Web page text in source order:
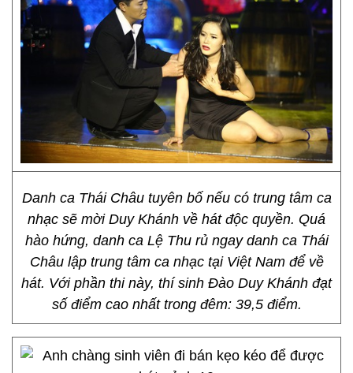
Danh ca Thái Châu tuyên bố nếu có trung tâm ca
nhạc sẽ mời Duy Khánh về hát độc quyền. Quá
hào hứng, danh ca Lệ Thu rủ ngay danh ca Thái
Châu lập trung tâm ca nhạc tại Việt Nam để về
hát. Với phần thi này, thí sinh Đào Duy Khánh đạt
số điểm cao nhất trong đêm: 39,5 điểm.